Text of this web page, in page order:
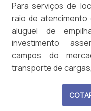
Para serviços de
raio de atendimento
aluguel de
investimento
campos do
transporte de
operacional,
manutenção